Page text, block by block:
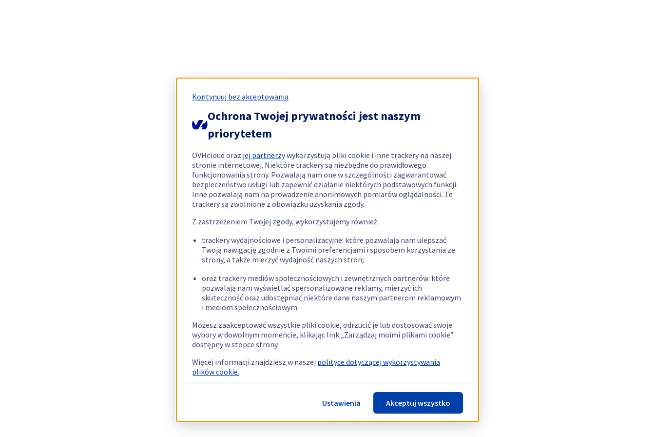
Kontynuuj bez akceptowania
Ochrona Twojej prywatności jest naszym
priorytetem
OVHcloud oraz jej partnerzywykorzystują pliki cookie i inne trackery na naszej
stronie internetowej. Niektóre trackery są niezbędne do prawidłowego
funkcjonowania strony. Pozwalają nam one w szczególności zagwarantować
bezpieczeństwo usługi lub zapewnić działanie niektórych podstawowych funkcji.
Inne pozwalają nam na prowadzenie anonimowych pomiarów oglądalności. Te
trackery są zwolnione z obowiązku uzyskania zgody.
Z zastrzeżeniem Twojej zgody, wykorzystujemy również:
trackery wydajnościowe i personalizacyjne: które pozwalają nam ulepszać
Twoją nawigację zgodnie z Twoimi preferencjami i sposobem korzystania ze
strony, a także mierzyć wydajność naszych stron;
oraz trackery mediów społecznościowych i zewnętrznych partnerów: które
pozwalają nam wyświetlać spersonalizowane reklamy, mierzyć ich
skuteczność oraz udostępniać niektóre dane naszym partnerom reklamowym
i mediom społecznościowym.
Możesz zaakceptować wszystkie pliki cookie, odrzucić je lub dostosować swoje
wybory w dowolnym momencie, klikając link „Zarządzaj moimi plikami cookie”
dostępny w stopce strony.
Więcej informacji znajdziesz w naszej polityce dotyczącej wykorzystywania
plików cookie.
Ustawienia Akceptuj wszystko